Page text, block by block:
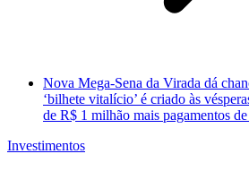
Nova Mega-Sena da Virada dá
‘bilhete vitalício’ é criado às
de R$ 1 milhão mais pagamentos
Investimentos